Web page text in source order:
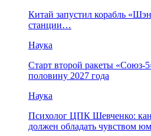
Китай запустил корабль
станции…
Наука
Старт второй ракеты «Союз-
половину 2027 года
Наука
Психолог ЦПК Шевченко:
должен обладать чувством